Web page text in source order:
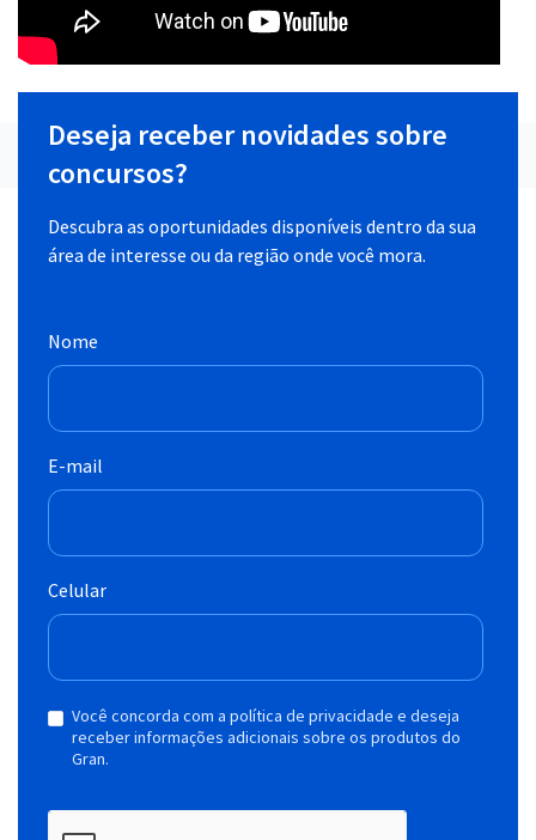
Deseja receber novidades sobre
concursos?
Descubra as oportunidades disponíveis dentro da sua
área de interesse ou da região onde você mora.
Nome
E-mail
Celular
Você concorda com a política de privacidade e deseja
receber informações adicionais sobre os produtos do
Gran.